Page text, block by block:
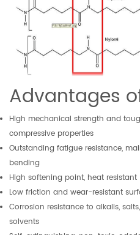
Advantages
High mechanical strength and
compressive properties
Outstanding fatigue resistance,
bending
High softening point, heat resistant
Low friction and wear-resistant
Corrosion resistance to alkalis,
solvents